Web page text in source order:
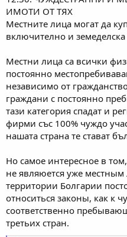
ИМОТИ ОТ ТЯХ
Местните лица могат да
включително и земеделска
Местни лица са всички
постоянно
независимо от
граждани с постоянно
тази категория спадат и
фирми със 100% чуждо
нашата страна те стават
Но самое интересное в
не являюется уже
территории Болгарии
относиться законы, как к
соответственно
третьих стран.